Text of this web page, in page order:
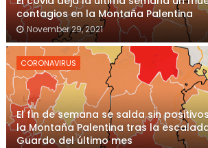
contagios en la Montaña Palentina
November 29, 2021
CORONAVIRUS
El fin de semana se salda sin
la Montaña Palentina tras la
Guardo del último mes